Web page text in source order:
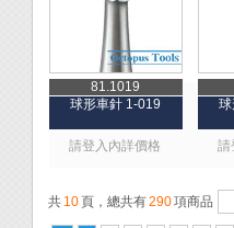
81.1019
球形車針 1-019
請登入內詳價格 請
共 10頁，總共有290項商品